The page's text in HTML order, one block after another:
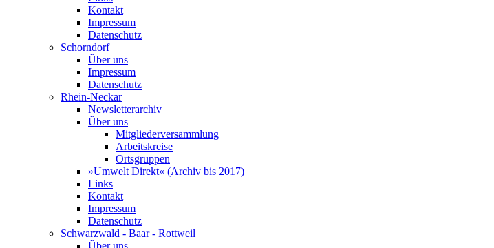
Kontakt
Impressum
Datenschutz
Schorndorf
Über uns
Impressum
Datenschutz
Rhein-Neckar
Newsletterarchiv
Über uns
Mitgliederversammlung
Arbeitskreise
Ortsgruppen
»Umwelt Direkt« (Archiv bis 2017)
Links
Kontakt
Impressum
Datenschutz
Schwarzwald - Baar - Rottweil
Über uns